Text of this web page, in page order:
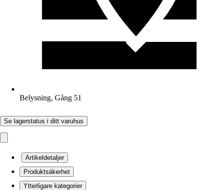
Belysning, Gång 51
Se lagerstatus i ditt varuhus
Artikeldetaljer
Produktsäkerhet
Ytterligare kategorier